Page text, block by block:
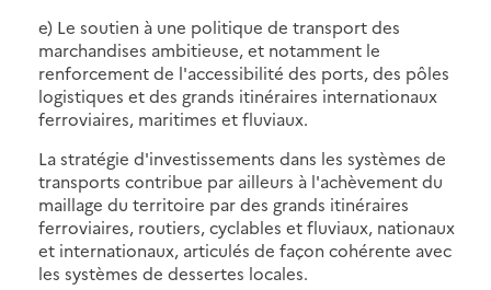
e) Le soutien à une politique de transport des
marchandises ambitieuse, et notamment le
renforcement de l'accessibilité des ports, des pôles
logistiques et des grands itinéraires internationaux
ferroviaires, maritimes et fluviaux.
La stratégie d'investissements dans les systèmes de
transports contribue par ailleurs à l'achèvement du
maillage du territoire par des grands itinéraires
ferroviaires, routiers, cyclables et fluviaux, nationaux
et internationaux, articulés de façon cohérente avec
les systèmes de dessertes locales.